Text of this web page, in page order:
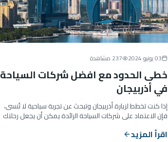
03 يونيو 2024 237 مشاهدة
خطى الحدود مع افضل شركات السياحة
في أذربيجان
إذا كنت تخطط لزيارة أذربيجان وتبحث عن تجربة سياحية لا تُنسى،
فإن الاعتماد على شركات السياحة الرائدة يمكن أن يجعل رحلتك
اقرأ المزيد